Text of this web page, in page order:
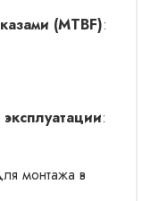
(MTBF):
:
монтажа в